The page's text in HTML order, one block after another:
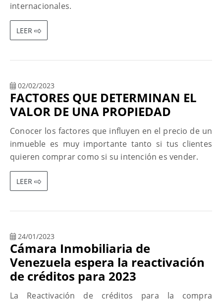
internacionales.
LEER
02/02/2023
FACTORES QUE DETERMINAN EL
VALOR DE UNA PROPIEDAD
Conocer los factores que influyen en el precio de un
inmueble es muy importante tanto si tus clientes
quieren comprar como si su intención es vender.
LEER
24/01/2023
Cámara Inmobiliaria de
Venezuela espera la reactivación
de créditos para 2023
La Reactivación de créditos para la compra